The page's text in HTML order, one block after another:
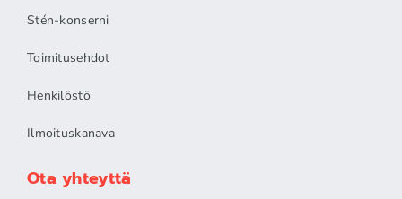
Stén-konserni
Toimitusehdot
Henkilöstö
Ilmoituskanava
Ota yhteyttä